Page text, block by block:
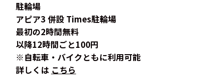
駐輪場
アピア3 併設 Times駐輪場
最初の2時間無料
以降12時間ごと100円
※自転車・バイクともに利用可能
詳しくは こちら